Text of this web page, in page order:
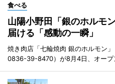
食べる
山陽小野田「銀のホル
届ける「感動の一瞬」
焼き肉店「七輪焼肉 銀のホルモン
0836-39-8470）が8月4日、オープ